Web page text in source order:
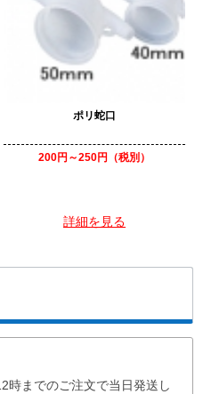
ポリ蛇口
200円～250円（税別）
詳細を見る
時までのご注文で当日発送し